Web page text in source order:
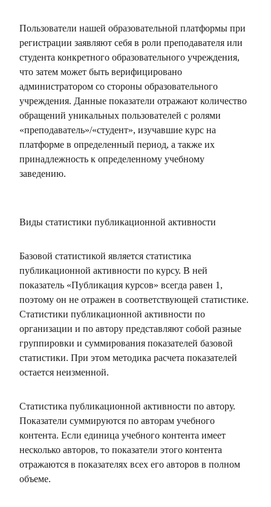
Пользователи нашей образовательной платформы при
регистрации заявляют себя в роли преподавателя или
студента конкретного образовательного учреждения,
что затем может быть верифицировано
администратором со стороны образовательного
учреждения. Данные показатели отражают количество
обращений уникальных пользователей с ролями
«преподаватель»/«студент», изучавшие курс на
платформе в определенный период, а также их
принадлежность к определенному учебному
заведению.
Виды статистики публикационной активности
Базовой статистикой является статистика
публикационной активности по курсу. В ней
показатель «Публикация курсов» всегда равен 1,
поэтому он не отражен в соответствующей статистике.
Статистики публикационной активности по
организации и по автору представляют собой разные
группировки и суммирования показателей базовой
статистики. При этом методика расчета показателей
остается неизменной.
Статистика публикационной активности по автору.
Показатели суммируются по авторам учебного
контента. Если единица учебного контента имеет
несколько авторов, то показатели этого контента
отражаются в показателях всех его авторов в полном
объеме.